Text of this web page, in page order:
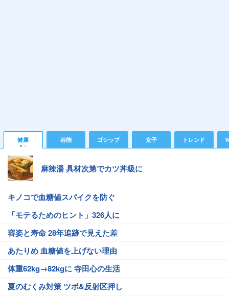
健康 芸能 ゴシップ 女子 トレンド
麻辣湯 具材次第でカツ丼級に
キノコで血糖値スパイクを防ぐ
「モテるためのヒント」326人に
容姿と寿命 28年追跡で見えた差
あたりめ 血糖値を上げない理由
体重62kg→82kgに 寺田心の生活
夏のむくみ対策 ツボ&反射区押し